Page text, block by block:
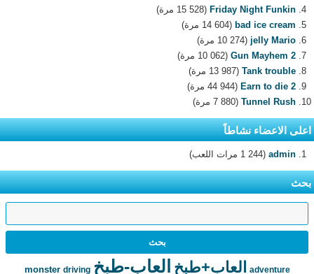
Friday Night Funkin (15 528 مرة)
bad ice cream (14 604 مرة)
jelly Mario (10 274 مرة)
Gun Mayhem 2 (10 062 مرة)
Tank trouble (13 987 مرة)
Earn to die 2 (44 944 مرة)
Tunnel Rush (7 880 مرة)
اعلى الاعضاء نشاطاً
admin (1 244 مرات اللعب)
بحث
adventure العاب+طبخ العاب-طبخ monster driving